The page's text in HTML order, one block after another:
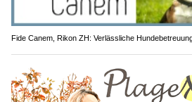
Fide Canem, Rikon ZH: Verlässliche